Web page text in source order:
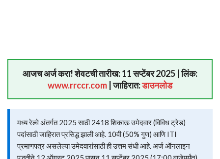
आजच अर्ज करा! शेवटची तारीख: 11 सप्टेंबर 2025 | लिंक:
www.rrccr.com | जाहिरात:डाउनलोड
मध्य रेल्वे अंतर्गत 2025 साठी 2418 शिकाऊ उमेदवार (विविध ट्रेड)
पदांसाठी जाहिरात प्रसिद्ध झाली आहे. 10वी (50% गुण) आणि ITI
प्रमाणपत्र असलेल्या उमेदवारांसाठी ही उत्तम संधी आहे. अर्ज ऑनलाइन